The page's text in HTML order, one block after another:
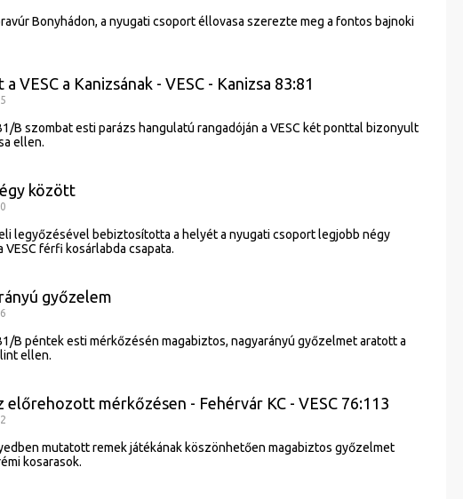
Bonyhádon, a nyugati csoport éllovasa szerezte meg a fontos bajnoki
VESC a Kanizsának - VESC - Kanizsa 83:81
B szombat esti parázs hangulatú rangadóján a VESC két ponttal bizonyult
ellen.
között
legyőzésével bebiztosította a helyét a nyugati csoport legjobb négy
VESC férfi kosárlabda csapata.
győzelem
B péntek esti mérkőzésén magabiztos, nagyarányú győzelmet aratott a
ellen.
előrehozott mérkőzésen - Fehérvár KC - VESC 76:113
mutatott remek játékának köszönhetően magabiztos győzelmet
kosarasok.